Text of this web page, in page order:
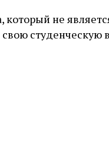
который не
студенческую